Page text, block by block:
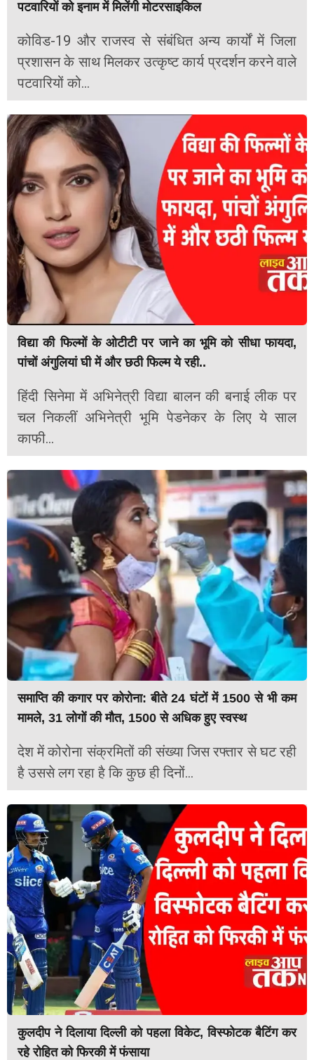
पटवारियों को इनाम में मिलेंगी मोटरसाइकिल
कोविड-19 और राजस्व से संबंधित अन्य कार्यों में जिला
प्रशासन के साथ मिलकर उत्कृष्ट कार्य प्रदर्शन करने वाले
पटवारियों को...
विद्या की फिल्मों के ओटीटी पर जाने का भूमि को सीधा फायदा,
पांचों अंगुलियां घी में और छठी फिल्म ये रही..
हिंदी सिनेमा में अभिनेत्री विद्या बालन की बनाई लीक पर
चल निकलीं अभिनेत्री भूमि पेडनेकर के लिए ये साल
काफी...
समाप्ति की कगार पर कोरोना: बीते 24 घंटों में 1500 से भी कम
मामले, 31 लोगों की मौत, 1500 से अधिक हुए स्वस्थ
देश में कोरोना संक्रमितों की संख्या जिस रफ्तार से घट रही
है उससे लग रहा है कि कुछ ही दिनों...
कुलदीप ने दिलाया दिल्ली को पहला विकेट, विस्फोटक बैटिंग कर
रहे रोहित को फिरकी में फंसाया